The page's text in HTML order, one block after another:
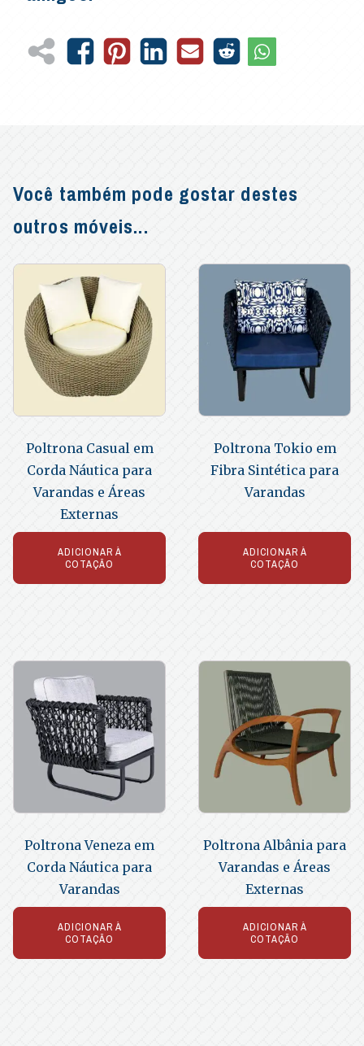
Você também pode gostar destes
outros móveis...
Poltrona Casual em
Corda Náutica para
Varandas e Áreas
Externas
ADICIONAR À
COTAÇÃO
Poltrona Tokio em
Fibra Sintética para
Varandas
ADICIONAR À
COTAÇÃO
Poltrona Veneza em
Corda Náutica para
Varandas
ADICIONAR À
COTAÇÃO
Poltrona Albânia para
Varandas e Áreas
Externas
ADICIONAR À
COTAÇÃO